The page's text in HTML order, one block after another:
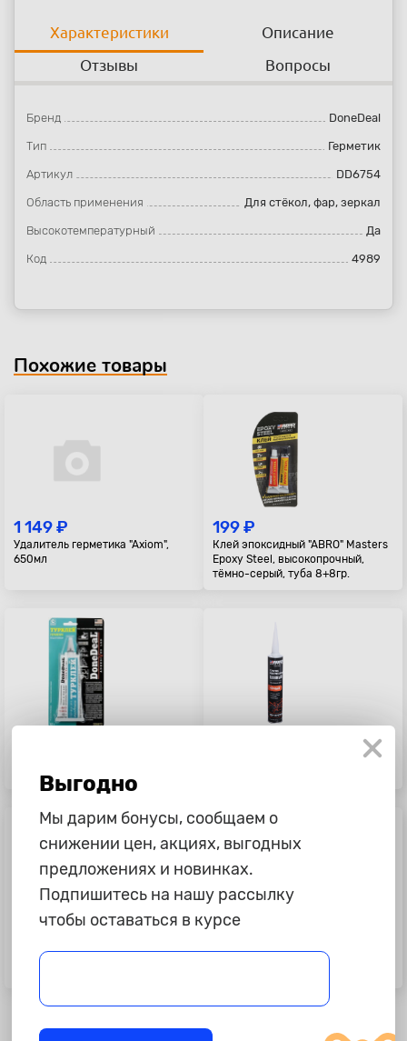
Характеристики
Описание
Отзывы
Вопросы
Бренд DoneDeal
Тип Герметик
Артикул DD6754
Область применения Для стёкол, фар, зеркал
Высокотемпературный Да
Код 4989
Похожие товары
1 149 ₽
Удалитель герметика "Axiom",
650мл
199 ₽
Клей эпоксидный "ABRO" Masters
Epoxy Steel, высокопрочный,
тёмно-серый, туба 8+8гр.
"Турклей" "DoneDeal", 82гр
Герметик полиуретановый Abro,
Герметик керамический для
Герметик шовный с каучуком
Выгодно
Мы дарим бонусы, сообщаем о
снижении цен, акциях, выгодных
предложениях и новинках.
Подпишитесь на нашу рассылку
чтобы оставаться в курсе